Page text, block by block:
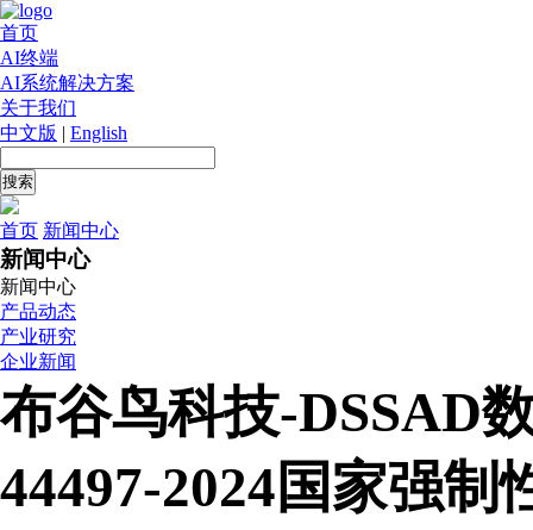
首页
AI终端
AI系统解决方案
关于我们
中文版 | English
首页 新闻中心
新闻中心
新闻中心
产品动态
产业研究
企业新闻
布谷鸟科技-DSSAD
44497-2024国家强制